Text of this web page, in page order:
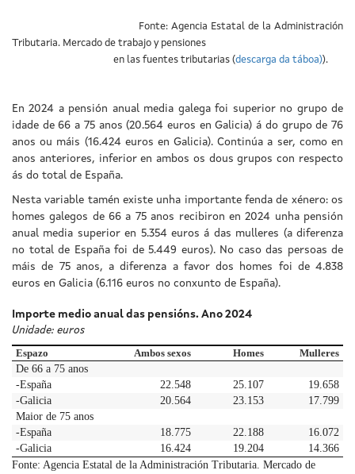
Fonte: Agencia Estatal de la Administración
Tributaria. Mercado de trabajo y pensiones
en las fuentes tributarias (descarga da táboa)).
En 2024 a pensión anual media galega foi superior no grupo de
idade de 66 a 75 anos (20.564 euros en Galicia) á do grupo de 76
anos ou máis (16.424 euros en Galicia). Continúa a ser, como en
anos anteriores, inferior en ambos os dous grupos con respecto
ás do total de España.
Nesta variable tamén existe unha importante fenda de xénero: os
homes galegos de 66 a 75 anos recibiron en 2024 unha pensión
anual media superior en 5.354 euros á das mulleres (a diferenza
no total de España foi de 5.449 euros). No caso das persoas de
máis de 75 anos, a diferenza a favor dos homes foi de 4.838
euros en Galicia (6.116 euros no conxunto de España).
Importe medio anual das pensións. Ano 2024
Unidade: euros
Espazo Ambos sexos Homes
Mulleres
De 66 a 75 anos
-España
22.548 25.107
19.658
-Galicia
20.564 23.153
17.799
Maior de 75 anos
-España
18.775 22.188
16.072
-Galicia
16.424 19.204
14.366
Fonte: Agencia Estatal de la Administración Tributaria. Mercado de